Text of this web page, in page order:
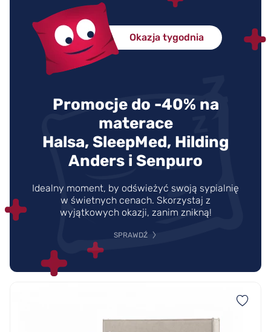
Okazja tygodnia
Promocje do -40% na
materace
Halsa, SleepMed, Hilding
Anders i Senpuro
Idealny moment, by odświeżyć swoją sypialnię
w świetnych cenach. Skorzystaj z
wyjątkowych okazji, zanim znikną!
SPRAWDŹ